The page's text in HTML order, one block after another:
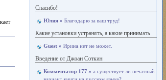
Спасибо!
Юлия » Благодарю за ваш труд!
Какие установки устранять, а какие принимать
Guest » Ирина нет не может.
Введение от Джоан Соткин
Комментатор 177 » а существует ли печатный